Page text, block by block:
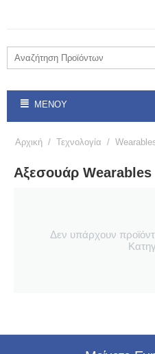
ΜΕΝΟΎ
Αρχική / Τεχνολογία /
Αξεσουάρ Wearables
Δεν υπάρχουν